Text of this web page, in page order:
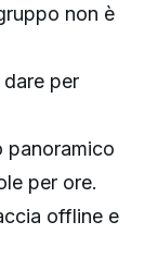
non è
per
panoramico
per ore.
offline e